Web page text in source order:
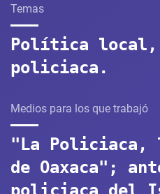
Temas
Política local,
policiaca.
Medios para los que trabajó
"La Policiaca,
de Oaxaca";